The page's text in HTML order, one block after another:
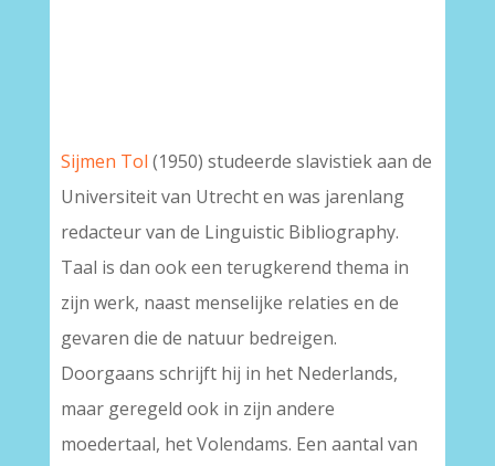
Sijmen Tol (1950) studeerde slavistiek aan de
Universiteit van Utrecht en was jarenlang
redacteur van de Linguistic Bibliography.
Taal is dan ook een terugkerend thema in
zijn werk, naast menselijke relaties en de
gevaren die de natuur bedreigen.
Doorgaans schrijft hij in het Nederlands,
maar geregeld ook in zijn andere
moedertaal, het Volendams. Een aantal van